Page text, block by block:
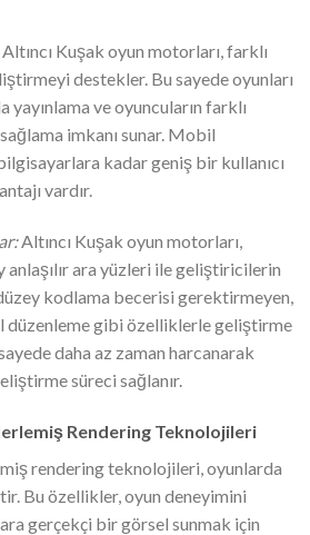
Altıncı Kuşak oyun motorları, farklı
destekler. Bu sayede oyunları
ve oyuncuların farklı
imkanı sunar. Mobil
kadar geniş bir kullanıcı
vardır.
Altıncı Kuşak oyun motorları,
anlaşılır ara yüzleri ile geliştiricilerin
kodlama becerisi gerektirmeyen,
düzenleme gibi özelliklerle geliştirme
daha az zaman harcanarak
süreci sağlanır.
Rendering Teknolojileri
rendering teknolojileri, oyunlarda
Bu özellikler, oyun deneyimini
gerçekçi bir görsel sunmak için